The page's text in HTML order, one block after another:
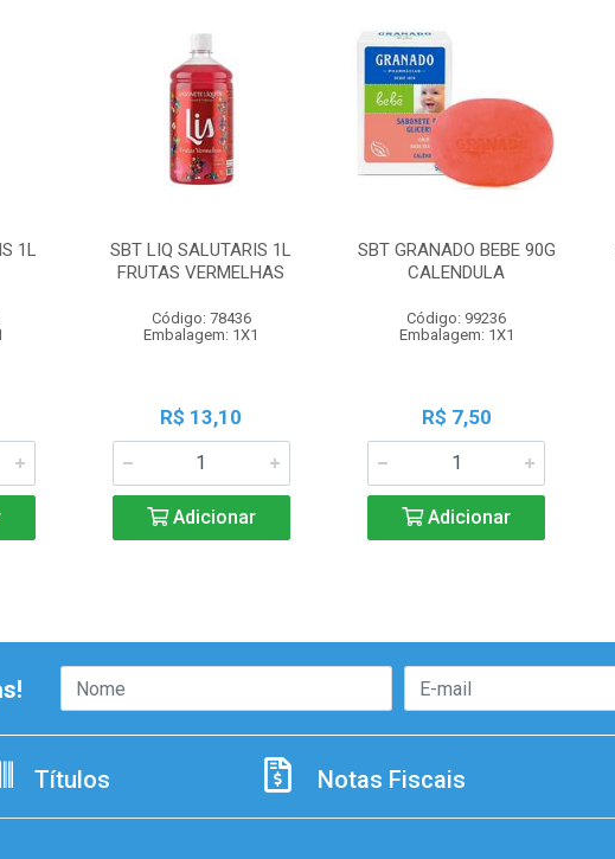
1L
SBT LIQ SALUTARIS 1L
FRUTAS VERMELHAS
Código: 78436
Embalagem: 1X1
R$ 13,10
Adicionar
SBT GRANADO BEBE 90G
CALENDULA
Código: 99236
Embalagem: 1X1
R$ 7,50
Adicionar
Títulos Notas Fiscais